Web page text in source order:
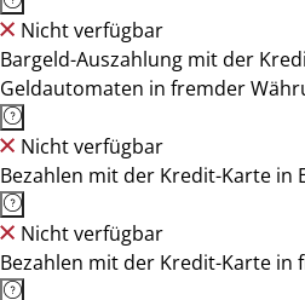
Nicht verfügbar
Bargeld-Auszahlung mit der
Geldautomaten in fremder
Nicht verfügbar
Bezahlen mit der Kredit-Karte in
Nicht verfügbar
Bezahlen mit der Kredit-Karte in